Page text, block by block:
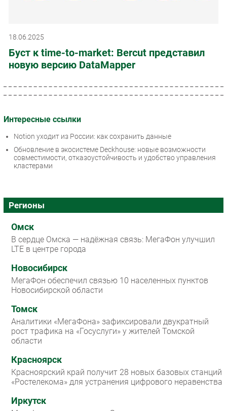
18.06.2025
Буст к time-to-market: Bercut представил
новую версию DataMapper
Интересные ссылки
Notion уходит из России: как сохранить данные
Обновление в экосистеме Deckhouse: новые возможности
совместимости, отказоустойчивость и удобство управления
кластерами
Регионы
Омск
В сердце Омска — надёжная связь: МегаФон улучшил
LTE в центре города
Новосибирск
МегаФон обеспечил связью 10 населенных пунктов
Новосибирской области
Томск
Аналитики «МегаФона» зафиксировали двукратный
рост трафика на «Госуслуги» у жителей Томской
области
Красноярск
Красноярский край получит 28 новых базовых станций
«Ростелекома» для устранения цифрового неравенства
Иркутск